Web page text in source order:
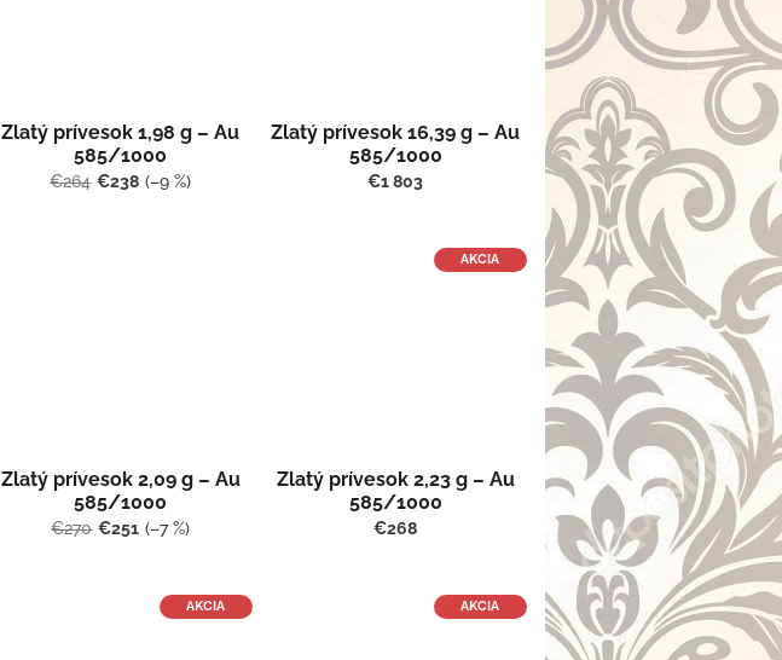
Zlatý prívesok 1,98 g – Au
585/1000
€264 €238 (–9 %)
Zlatý prívesok 16,39 g – Au
585/1000
€1 803
Zlatý prívesok 2,09 g – Au
585/1000
€270 €251 (–7 %)
AKCIA
Zlatý prívesok 2,23 g – Au
585/1000
€268
AKCIA AKCIA